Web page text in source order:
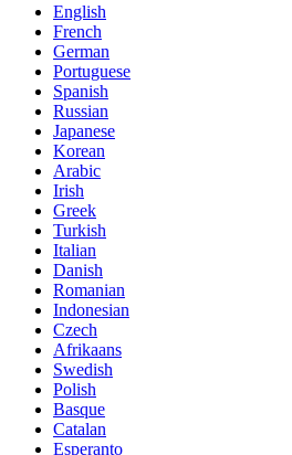
English
French
German
Portuguese
Spanish
Russian
Japanese
Korean
Arabic
Irish
Greek
Turkish
Italian
Danish
Romanian
Indonesian
Czech
Afrikaans
Swedish
Polish
Basque
Catalan
Esperanto